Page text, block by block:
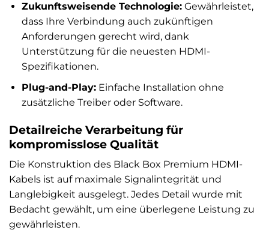
Zukunftsweisende Technologie:Gewährleistet,
dass Ihre Verbindung auch zukünftigen
Anforderungen gerecht wird, dank
Unterstützung für die neuesten HDMI-
Spezifikationen.
Plug-and-Play:Einfache Installation ohne
zusätzliche Treiber oder Software.
Detailreiche Verarbeitung für
kompromisslose Qualität
Die Konstruktion des Black Box Premium HDMI-
Kabels ist auf maximale Signalintegrität und
Langlebigkeit ausgelegt. Jedes Detail wurde mit
Bedacht gewählt, um eine überlegene Leistung zu
gewährleisten.